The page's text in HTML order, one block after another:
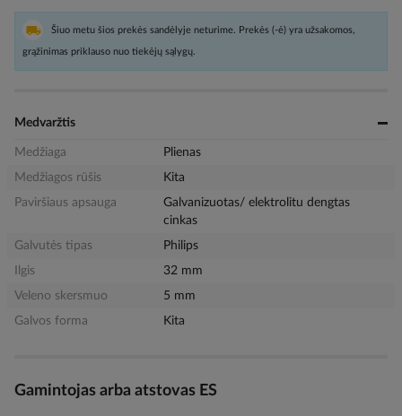
Šiuo metu šios prekės sandėlyje neturime. Prekės (-ė) yra užsakomos,
grąžinimas priklauso nuo tiekėjų sąlygų.
Medvaržtis
Medžiaga
Plienas
Medžiagos rūšis
Kita
Paviršiaus apsauga
Galvanizuotas/ elektrolitu dengtas
cinkas
Galvutės tipas
Philips
Ilgis
32 mm
Veleno skersmuo
5 mm
Galvos forma
Kita
Gamintojas arba atstovas ES